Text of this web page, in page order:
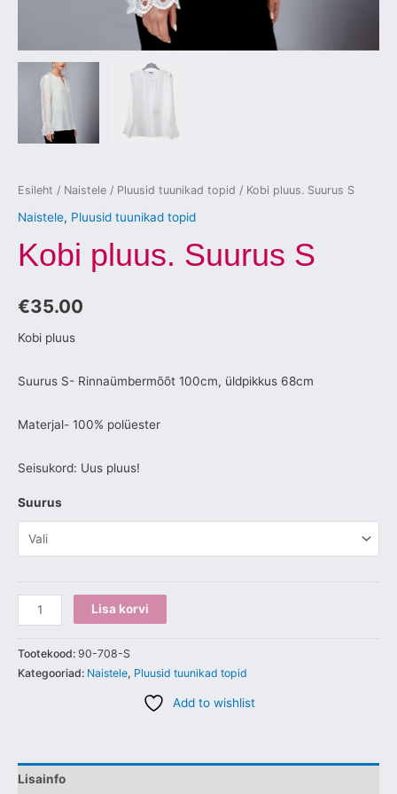
Esileht / Naistele / Pluusid tuunikad topid / Kobi pluus. Suurus S
Naistele, Pluusid tuunikad topid
Kobi pluus. Suurus S
€35.00
Kobi pluus
Suurus S- Rinnaümbermõõt 100cm, üldpikkus 68cm
Materjal- 100% polüester
Seisukord: Uus pluus!
Suurus
Lisa korvi
Tootekood: 90-708-S
Kategooriad: Naistele, Pluusid tuunikad topid
Add to wishlist
Lisainfo